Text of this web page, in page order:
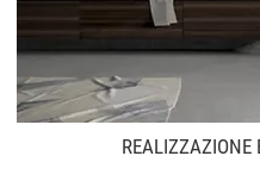
REALIZZAZIONE